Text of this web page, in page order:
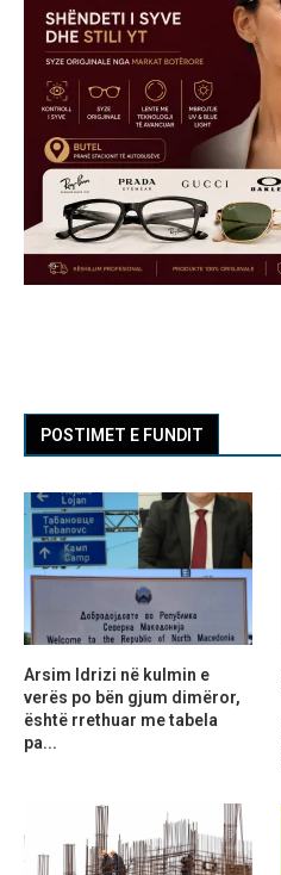
POSTIMET E FUNDIT
Arsim Idrizi në kulmin e
verës po bën gjum dimëror,
është rrethuar me tabela
pa...